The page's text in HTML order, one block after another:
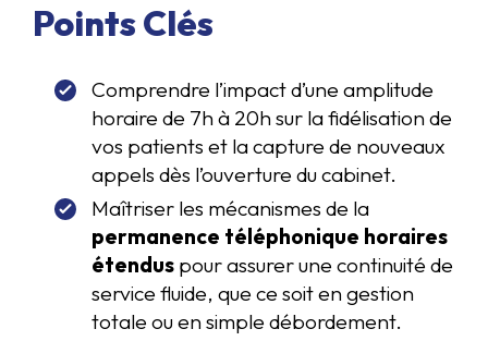
Points Clés
Comprendre l’impact d’une amplitude
horaire de 7h à 20h sur la fidélisation de
vos patients et la capture de nouveaux
appels dès l’ouverture du cabinet.
Maîtriser les mécanismes de la
permanence téléphonique horaires
étendus pour assurer une continuité de
service fluide, que ce soit en gestion
totale ou en simple débordement.